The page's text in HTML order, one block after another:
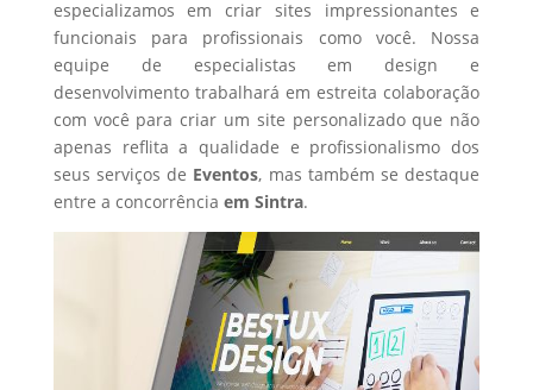
especializamos em criar sites impressionantes e
funcionais para profissionais como você. Nossa
equipe de especialistas em design e
desenvolvimento trabalhará em estreita colaboração
com você para criar um site personalizado que não
apenas reflita a qualidade e profissionalismo dos
seus serviços de Eventos, mas também se destaque
entre a concorrência em Sintra.